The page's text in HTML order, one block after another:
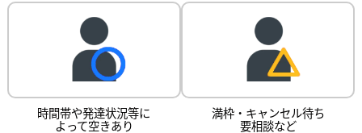
時間帯や発達状況等に
よって空きあり
満枠・キャンセル待ち
要相談など